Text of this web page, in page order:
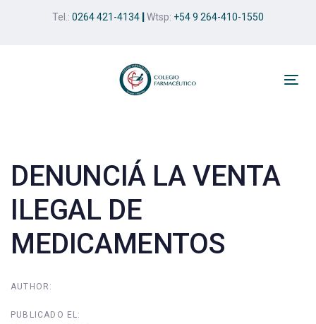
Tel.: 0264 421-4134 Wtsp: +54 9 264-410-1550
DENUNCIÁ LA VENTA
ILEGAL DE
MEDICAMENTOS
AUTHOR:
PUBLICADO EL:
navigation